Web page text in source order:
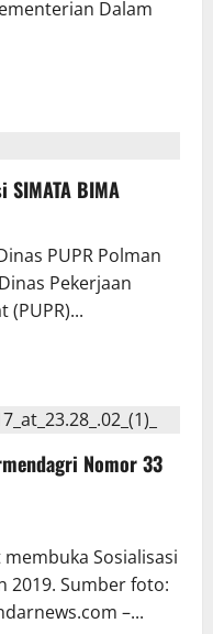
Dalam
SIMATA BIMA
PUPR Polman
Pekerjaan
(PUPR)...
Nomor 33
Sosialisasi
2019. Sumber foto:
–...